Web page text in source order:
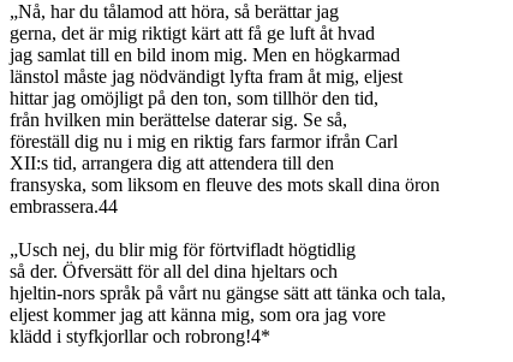
„Nå, har du tålamod att höra, så berättar jag
gerna, det är mig riktigt kärt att få ge luft åt hvad
jag samlat till en bild inom mig. Men en högkarmad
länstol måste jag nödvändigt lyfta fram åt mig, eljest
hittar jag omöjligt på den ton, som tillhör den tid,
från hvilken min berättelse daterar sig. Se så,
föreställ dig nu i mig en riktig fars farmor ifrån Carl
XII:s tid, arrangera dig att attendera till den
fransyska, som liksom en fleuve des mots skall dina öron
embrassera.44
„Usch nej, du blir mig för förtvifladt högtidlig
så der. Öfversätt för all del dina hjeltars och
hjeltin-nors språk på vårt nu gängse sätt att tänka och tala,
eljest kommer jag att känna mig, som ora jag vore
klädd i styfkjorllar och robrong!4*